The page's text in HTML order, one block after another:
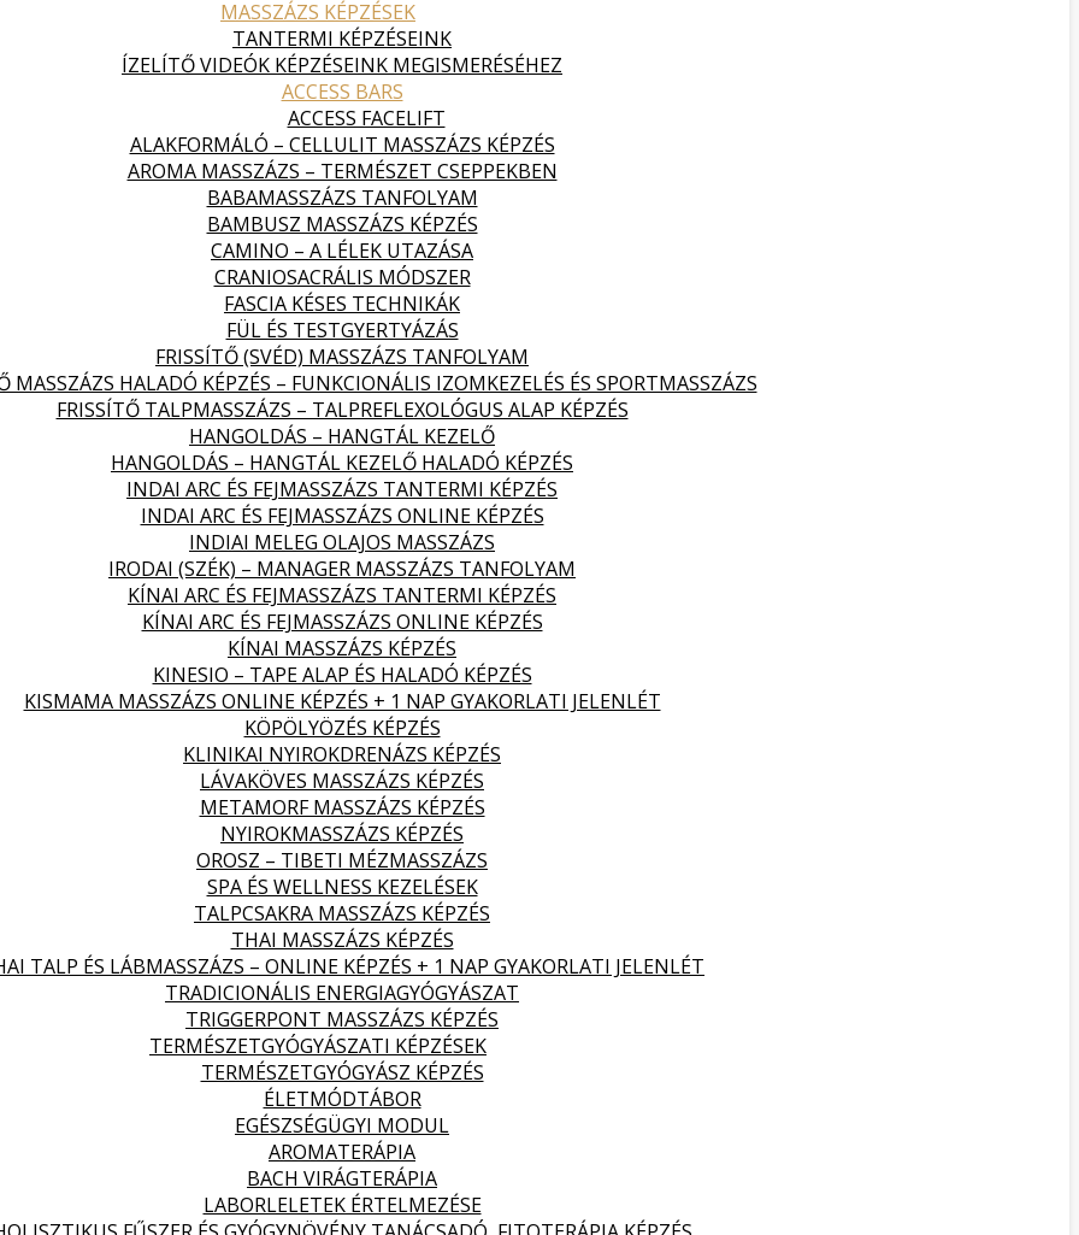
MASSZÁZS KÉPZÉSEK
TANTERMI KÉPZÉSEINK
ÍZELÍTŐ VIDEÓK KÉPZÉSEINK MEGISMERÉSÉHEZ
ACCESS BARS
ACCESS FACELIFT
ALAKFORMÁLÓ – CELLULIT MASSZÁZS KÉPZÉS
AROMA MASSZÁZS – TERMÉSZET CSEPPEKBEN
BABAMASSZÁZS TANFOLYAM
BAMBUSZ MASSZÁZS KÉPZÉS
CAMINO – A LÉLEK UTAZÁSA
CRANIOSACRÁLIS MÓDSZER
FASCIA KÉSES TECHNIKÁK
FÜL ÉS TESTGYERTYÁZÁS
FRISSÍTŐ (SVÉD) MASSZÁZS TANFOLYAM
MASSZÁZS HALADÓ KÉPZÉS – FUNKCIONÁLIS IZOMKEZELÉS ÉS SPORTMASSZÁZS
FRISSÍTŐ TALPMASSZÁZS – TALPREFLEXOLÓGUS ALAP KÉPZÉS
HANGOLDÁS – HANGTÁL KEZELŐ
HANGOLDÁS – HANGTÁL KEZELŐ HALADÓ KÉPZÉS
INDAI ARC ÉS FEJMASSZÁZS TANTERMI KÉPZÉS
INDAI ARC ÉS FEJMASSZÁZS ONLINE KÉPZÉS
INDIAI MELEG OLAJOS MASSZÁZS
IRODAI (SZÉK) – MANAGER MASSZÁZS TANFOLYAM
KÍNAI ARC ÉS FEJMASSZÁZS TANTERMI KÉPZÉS
KÍNAI ARC ÉS FEJMASSZÁZS ONLINE KÉPZÉS
KÍNAI MASSZÁZS KÉPZÉS
KINESIO – TAPE ALAP ÉS HALADÓ KÉPZÉS
KISMAMA MASSZÁZS ONLINE KÉPZÉS + 1 NAP GYAKORLATI JELENLÉT
KÖPÖLYÖZÉS KÉPZÉS
KLINIKAI NYIROKDRENÁZS KÉPZÉS
LÁVAKÖVES MASSZÁZS KÉPZÉS
METAMORF MASSZÁZS KÉPZÉS
NYIROKMASSZÁZS KÉPZÉS
OROSZ – TIBETI MÉZMASSZÁZS
SPA ÉS WELLNESS KEZELÉSEK
TALPCSAKRA MASSZÁZS KÉPZÉS
THAI MASSZÁZS KÉPZÉS
TALP ÉS LÁBMASSZÁZS – ONLINE KÉPZÉS + 1 NAP GYAKORLATI JELENLÉT
TRADICIONÁLIS ENERGIAGYÓGYÁSZAT
TRIGGERPONT MASSZÁZS KÉPZÉS
TERMÉSZETGYÓGYÁSZATI KÉPZÉSEK
TERMÉSZETGYÓGYÁSZ KÉPZÉS
ÉLETMÓDTÁBOR
EGÉSZSÉGÜGYI MODUL
AROMATERÁPIA
BACH VIRÁGTERÁPIA
LABORLELETEK ÉRTELMEZÉSE